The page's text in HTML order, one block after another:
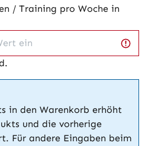
/ Training pro Woche in
in den Warenkorb erhöht
und die vorherige
Für andere Eingaben beim